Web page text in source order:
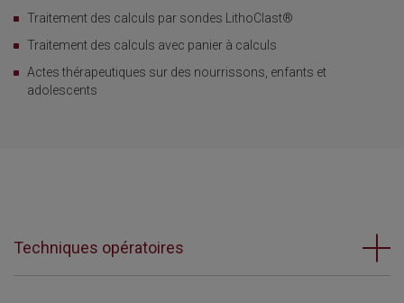
Traitement des calculs par sondes LithoClast®
Traitement des calculs avec panier à calculs
Actes thérapeutiques sur des nourrissons, enfants et
adolescents
Techniques opératoires